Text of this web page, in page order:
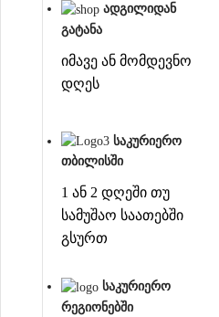
ადგილიდან
გატანა
იმავე ან მომდევნო
დღეს
საკურიერო
თბილისში
1 ან 2 დღეში თუ
სამუშაო საათებში
გსურთ
საკურიერო
რეგიონებში